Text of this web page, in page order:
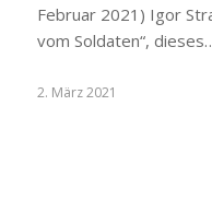
Februar 2021) Igor
vom Soldaten“,
2. März 2021